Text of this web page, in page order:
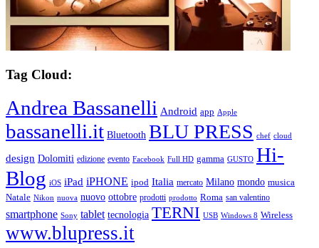
Tag Cloud:
Andrea Bassanelli Android app Apple
bassanelli.it Bluetooth BLU PRESS chef cloud
design Dolomiti edizione evento Facebook Full HD gamma GUSTO Hi-
Blog iOS iPad iPHONE ipod Italia mercato Milano mondo musica
Natale Nikon nuova nuovo ottobre prodotti prodotto Roma san valentino
smartphone Sony tablet tecnologia TERNI USB Windows 8 Wireless
www.blupress.it